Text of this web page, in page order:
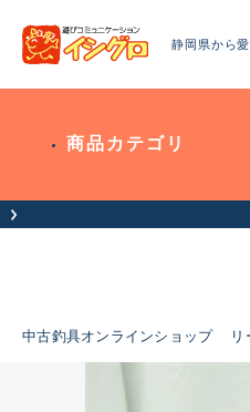
静岡県から
商品カテゴリ
中古釣具オンラインショップ